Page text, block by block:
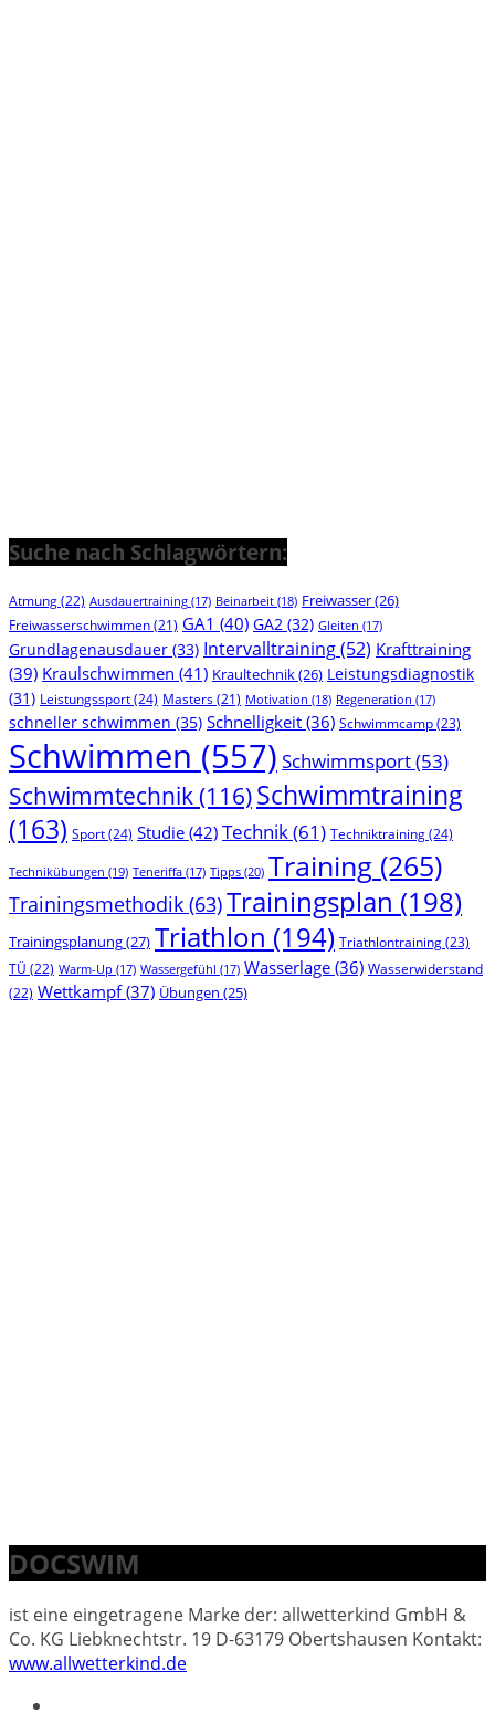
Suche nach Schlagwörtern:
Atmung(22) Ausdauertraining (17) Beinarbeit (18) Freiwasser(26)
Freiwasserschwimmen (21) GA1 (40) GA2 (32) Gleiten (17)
Grundlagenausdauer (33) Intervalltraining(52) Krafttraining
(39) Kraulschwimmen (41) Kraultechnik(26) Leistungsdiagnostik
(31) Leistungssport(24) Masters (21) Motivation (18) Regeneration (17)
schneller schwimmen (35) Schnelligkeit (36) Schwimmcamp(23)
Schwimmen (557) Schwimmsport(53)
Schwimmtechnik(116)Schwimmtraining
(163) Sport(24) Studie (42) Technik(61) Techniktraining(24)
Technikübungen (19) Teneriffa (17) Tipps (20) Training (265)
Trainingsmethodik (63)Trainingsplan (198)
Trainingsplanung(27) Triathlon (194) Triathlontraining(23)
TÜ (22) Warm-Up (17) Wassergefühl (17) Wasserlage (36) Wasserwiderstand
(22) Wettkampf(37) Übungen (25)
DOCSWIM
ist eine eingetragene Marke der: allwetterkind GmbH &
Co. KG Liebknechtstr. 19 D-63179 Obertshausen Kontakt:
www.allwetterkind.de